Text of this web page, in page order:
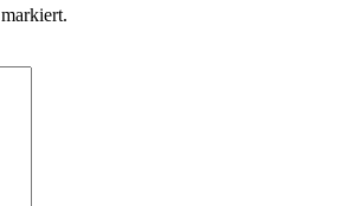
markiert.